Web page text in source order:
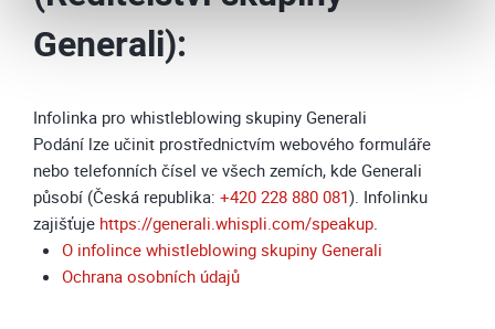
Generali):
Infolinka pro whistleblowing skupiny Generali
Podání lze učinit prostřednictvím webového formuláře
nebo telefonních čísel ve všech zemích, kde Generali
působí (Česká republika: +420 228 880 081). Infolinku
zajišťuje https://generali.whispli.com/speakup
O infolince whistleblowing skupiny Generali
Ochrana osobních údajů